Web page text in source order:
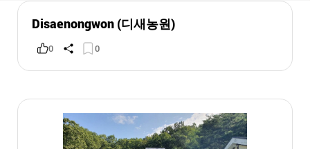
Disaenongwon (디새농원)
0 0